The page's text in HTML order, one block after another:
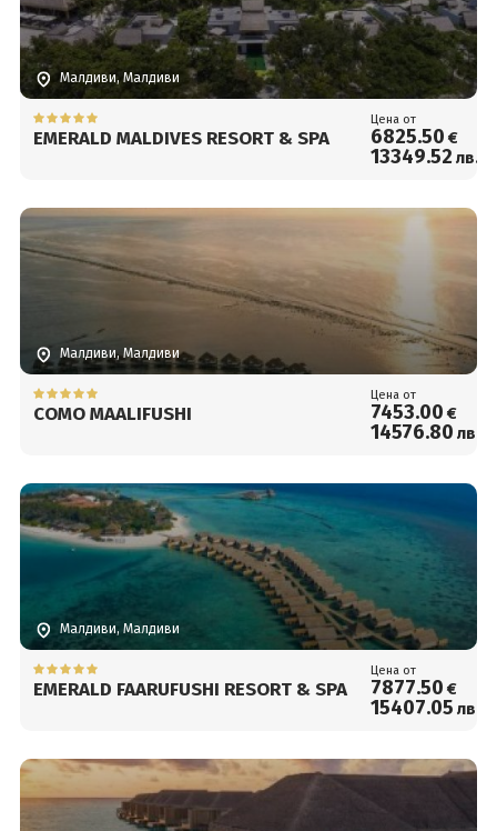
Малдиви, Малдиви
EMERALD MALDIVES RESORT & SPA
Цена от
6825.50 €
13349.52лв.
Малдиви, Малдиви
COMO MAALIFUSHI
Цена от
7453.00 €
14576.80 лв.
Малдиви, Малдиви
EMERALD FAARUFUSHI RESORT & SPA
Цена от
7877.50 €
15407.05 лв.